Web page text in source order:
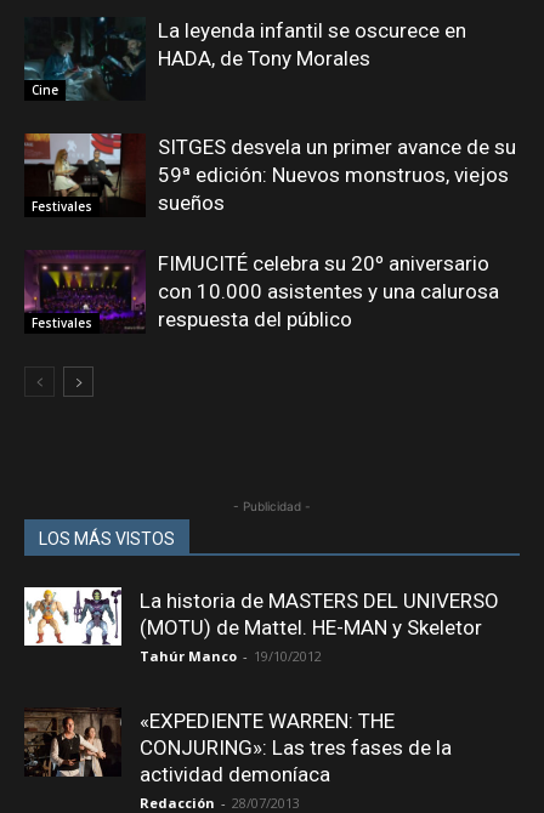
Cine
La leyenda infantil se oscurece en
HADA, de Tony Morales
Festivales
SITGES desvela un primer avance de su
59ª edición: Nuevos monstruos, viejos
sueños
Festivales
FIMUCITÉ celebra su 20º aniversario
con 10.000 asistentes y una calurosa
respuesta del público
- Publicidad -
LOS MÁS VISTOS
La historia de MASTERS DEL UNIVERSO
(MOTU) de Mattel. HE-MAN y Skeletor
Tahúr Manco - 19/10/2012
«EXPEDIENTE WARREN: THE
CONJURING»: Las tres fases de la
actividad demoníaca
Redacción - 28/07/2013